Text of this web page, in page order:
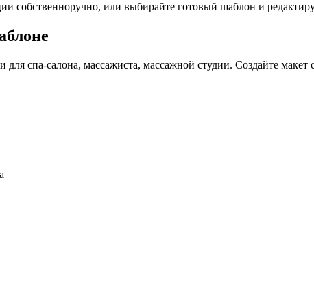
собственноручно, или выбирайте готовый шаблон и
спа-салона, массажиста, массажной студии. Создайте макет